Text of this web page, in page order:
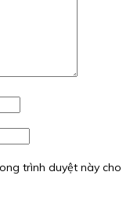
trình duyệt này cho